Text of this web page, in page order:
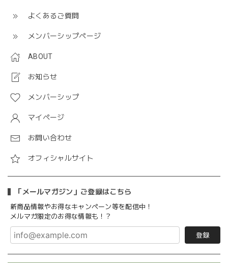
よくあるご質問
メンバーシップページ
ABOUT
お知らせ
メンバーシップ
マイページ
お問い合わせ
オフィシャルサイト
「メールマガジン」ご登録はこちら
新商品情報やお得なキャンペーン等を配信中！
メルマガ限定のお得な情報も！？
登録